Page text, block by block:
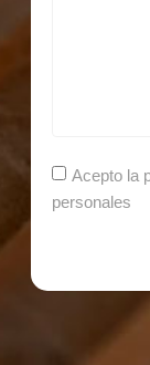
Acepto la
personales